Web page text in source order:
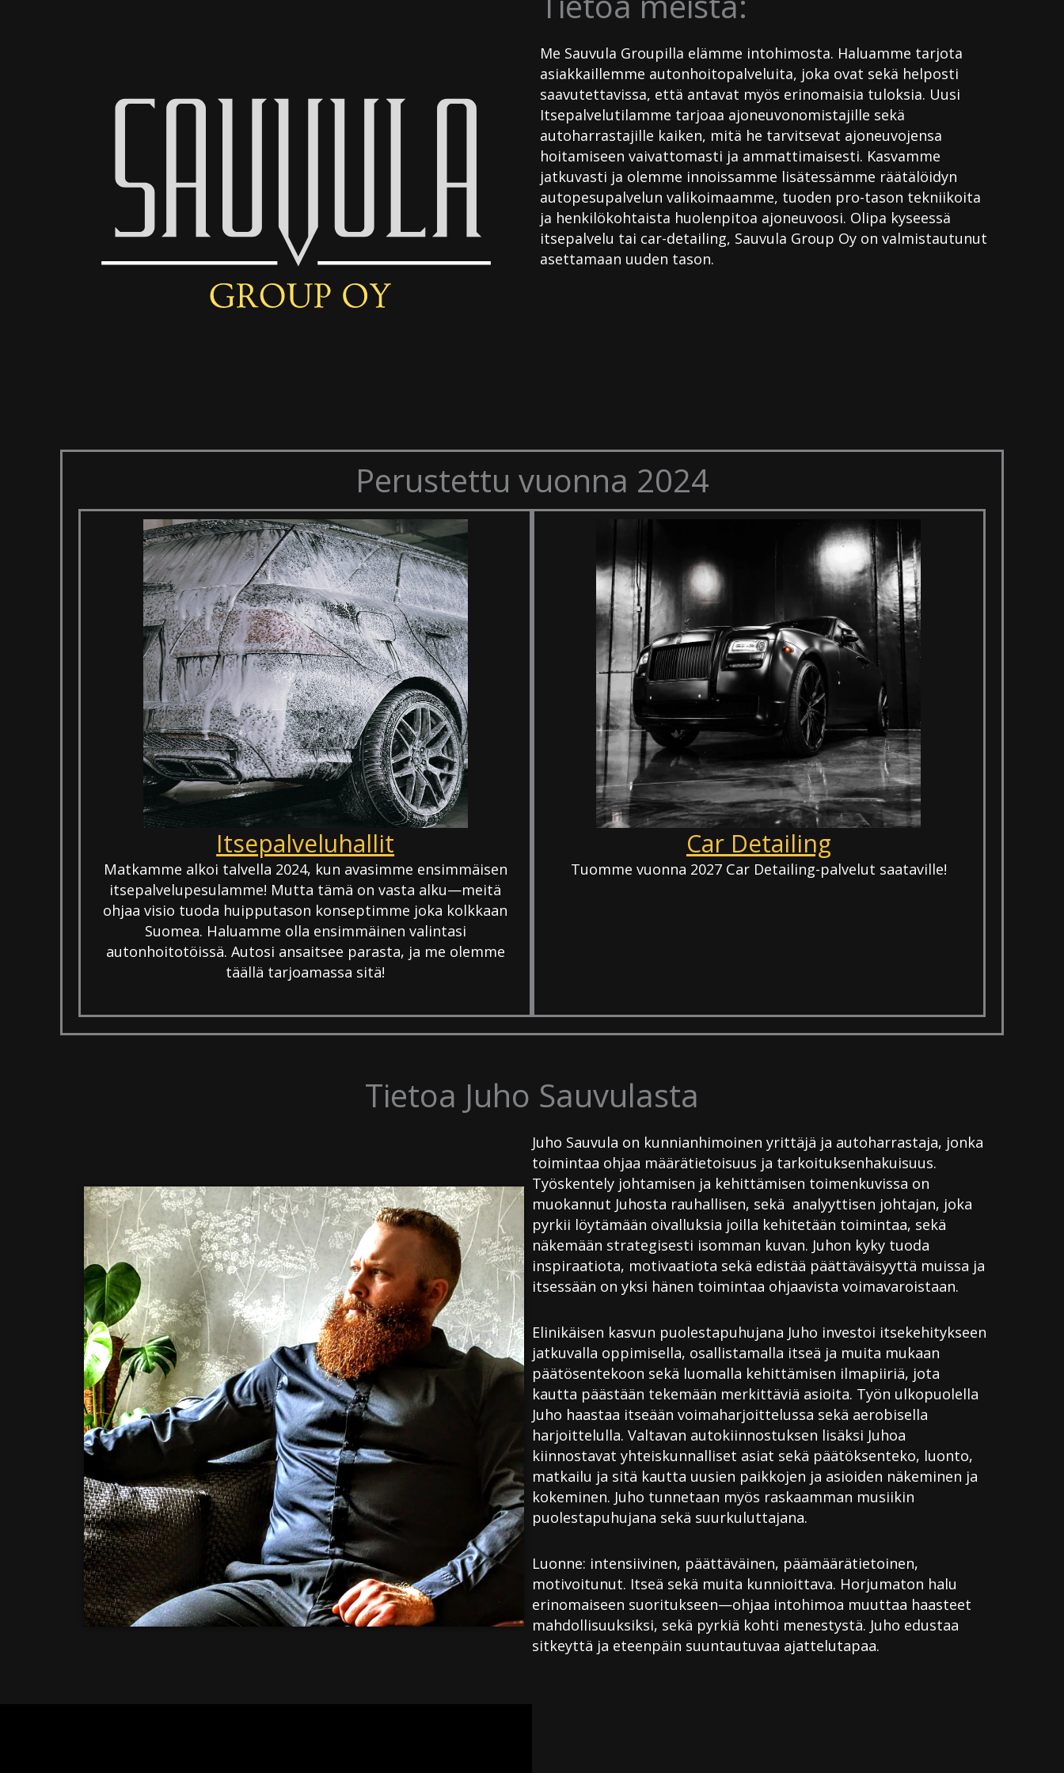
Me Sauvula Groupilla elämme intohimosta. Haluamme tarjota
asiakkaillemme autonhoitopalveluita, joka ovat sekä helposti
saavutettavissa, että antavat myös erinomaisia tuloksia. Uusi
Itsepalvelutilamme tarjoaa ajoneuvonomistajille sekä
autoharrastajille kaiken, mitä he tarvitsevat ajoneuvojensa
hoitamiseen vaivattomasti ja ammattimaisesti. Kasvamme
jatkuvasti ja olemme innoissamme lisätessämme räätälöidyn
autopesupalvelun valikoimaamme, tuoden pro-tason tekniikoita
ja henkilökohtaista huolenpitoa ajoneuvoosi. Olipa kyseessä
itsepalvelu tai car-detailing, Sauvula Group Oy on valmistautunut
asettamaan uuden tason.
Perustettu vuonna 2024
Itsepalveluhallit
Matkamme alkoi talvella 2024, kun avasimme ensimmäisen
itsepalvelupesulamme! Mutta tämä on vasta alku—meitä
ohjaa visio tuoda huipputason konseptimme joka kolkkaan
Suomea. Haluamme olla ensimmäinen valintasi
autonhoitotöissä. Autosi ansaitsee parasta, ja me olemme
täällä tarjoamassa sitä!
Car Detailing
Tuomme vuonna 2027 Car Detailing-palvelut saataville!
Tietoa Juho Sauvulasta
Juho Sauvula on kunnianhimoinen yrittäjä ja autoharrastaja, jonka
toimintaa ohjaa määrätietoisuus ja tarkoituksenhakuisuus.
Työskentely johtamisen ja kehittämisen toimenkuvissa on
muokannut Juhosta rauhallisen, sekä analyyttisen johtajan, joka
pyrkii löytämään oivalluksia joilla kehitetään toimintaa, sekä
näkemään strategisesti isomman kuvan. Juhon kyky tuoda
inspiraatiota, motivaatiota sekä edistää päättäväisyyttä muissa ja
itsessään on yksi hänen toimintaa ohjaavista voimavaroistaan.
Elinikäisen kasvun puolestapuhujana Juho investoi itsekehitykseen
jatkuvalla oppimisella, osallistamalla itseä ja muita mukaan
päätösentekoon sekä luomalla kehittämisen ilmapiiriä, jota
kautta päästään tekemään merkittäviä asioita. Työn ulkopuolella
Juho haastaa itseään voimaharjoittelussa sekä aerobisella
harjoittelulla. Valtavan autokiinnostuksen lisäksi Juhoa
kiinnostavat yhteiskunnalliset asiat sekä päätöksenteko, luonto,
matkailu ja sitä kautta uusien paikkojen ja asioiden näkeminen ja
kokeminen. Juho tunnetaan myös raskaamman musiikin
puolestapuhujana sekä suurkuluttajana.
Luonne: intensiivinen, päättäväinen, päämäärätietoinen,
motivoitunut. Itseä sekä muita kunnioittava. Horjumaton halu
erinomaiseen suoritukseen—ohjaa intohimoa muuttaa haasteet
mahdollisuuksiksi, sekä pyrkiä kohti menestystä. Juho edustaa
sitkeyttä ja eteenpäin suuntautuvaa ajattelutapaa.